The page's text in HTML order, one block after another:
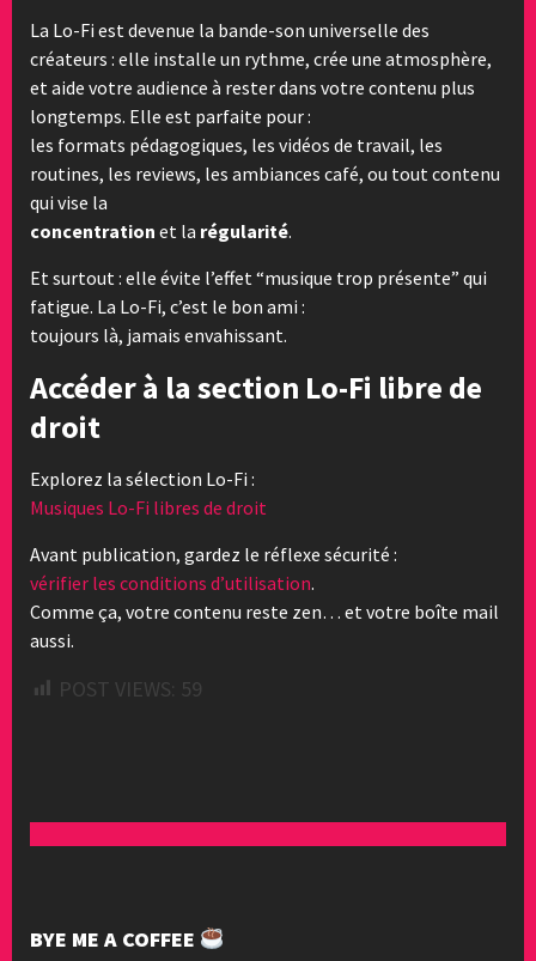
La Lo-Fi est devenue la bande-son universelle des
créateurs : elle installe un rythme, crée une atmosphère,
et aide votre audience à rester dans votre contenu plus
longtemps. Elle est parfaite pour :
les formats pédagogiques, les vidéos de travail, les
routines, les reviews, les ambiances café, ou tout contenu
qui vise la
concentration et la régularité.
Et surtout : elle évite l’effet “musique trop présente” qui
fatigue. La Lo-Fi, c’est le bon ami :
toujours là, jamais envahissant.
Accéder à la section Lo-Fi libre de
droit
Explorez la sélection Lo-Fi :
Musiques Lo-Fi libres de droit
Avant publication, gardez le réflexe sécurité :
vérifier les conditions d’utilisation.
Comme ça, votre contenu reste zen… et votre boîte mail
aussi.
POST VIEWS: 59
BYE ME A COFFEE